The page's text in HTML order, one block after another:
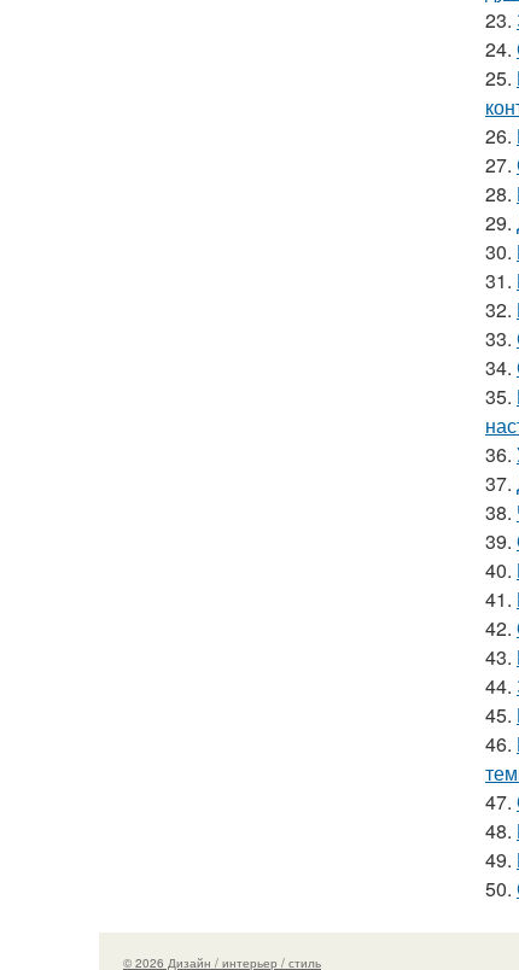
23.
24.
25.
26.
27.
28.
29.
30.
31.
32.
33.
34.
35.
36.
37.
38.
39.
40.
41.
42.
43.
44.
45.
46.
47.
48.
49.
50.
© 2026 Дизайн / интерьер / стиль